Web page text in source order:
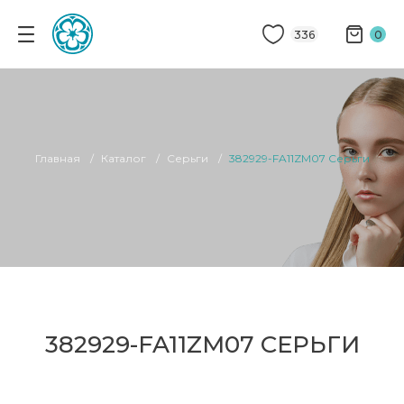
336 0
Главная Каталог Серьги 382929-FA11ZM07 Серьги
382929-FA11ZM07 СЕРЬГИ